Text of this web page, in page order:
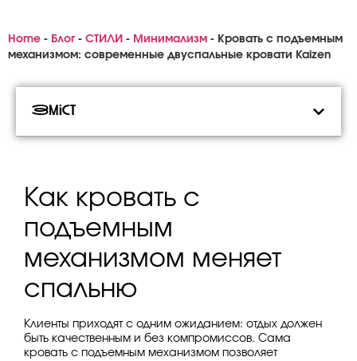
Home - Блог- СТИЛИ - Минимализм - Кровать с подъемным
механизмом: современные двуспальные кровати Kaizen
Зміст
Как кровать с
подъемным
механизмом меняет
спальню
Клиенты приходят с одним ожиданием: отдых должен
быть качественным и без компромиссов. Сама
кровать с подъемным механизмом позволяет